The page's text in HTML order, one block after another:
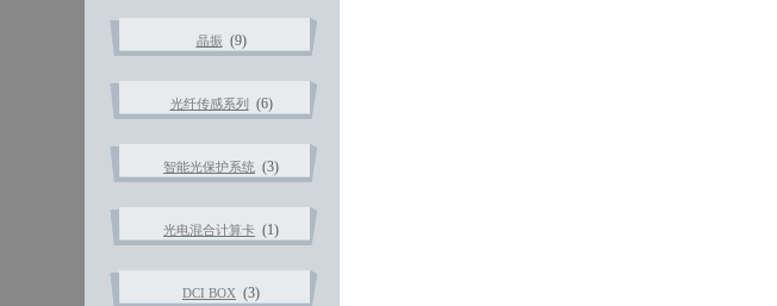
晶振 (9)
光纤传感系列 (6)
智能光保护系统 (3)
光电混合计算卡 (1)
DCI BOX (3)